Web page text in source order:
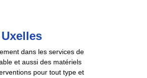
dans les services de
et aussi des matériels
pour tout type et